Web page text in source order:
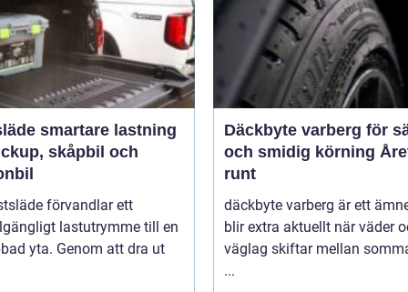
lastning
skåpbil och
förvandlar ett
lastutrymme till en
yta. Genom att dra ut
Däckbyte varberg för
och smidig körning
runt
däckbyte varberg är ett
blir extra aktuellt när väder
väglag skiftar mellan
...